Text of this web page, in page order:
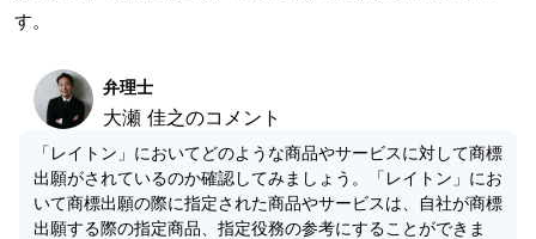
す。
弁理士
大瀬 佳之のコメント
「レイトン」においてどのような商品やサービスに対して商標
出願がされているのか確認してみましょう。「レイトン」にお
いて商標出願の際に指定された商品やサービスは、自社が商標
出願する際の指定商品、指定役務の参考にすることができま